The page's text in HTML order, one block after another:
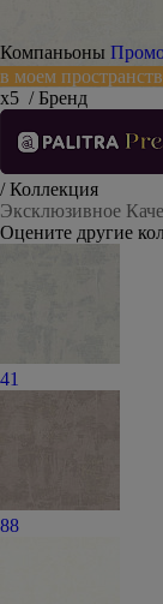
Компаньоны
в моем
х5 / Бренд
/ Коллекция
Эксклюзивное
Оцените другие
41
88